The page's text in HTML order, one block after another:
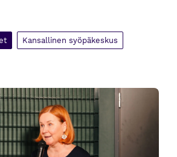
Kansallinen syöpäkeskus
juhlittiin syöpästrategian